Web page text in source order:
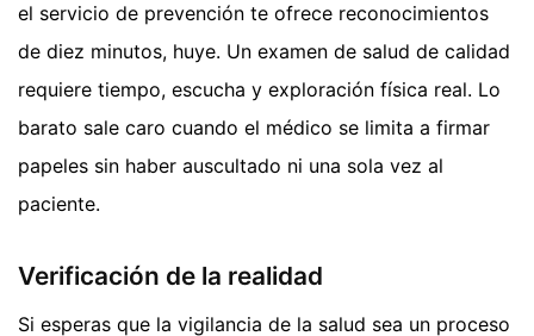
el servicio de prevención te ofrece reconocimientos
de diez minutos, huye. Un examen de salud de calidad
requiere tiempo, escucha y exploración física real. Lo
barato sale caro cuando el médico se limita a firmar
papeles sin haber auscultado ni una sola vez al
paciente.
Verificación de la realidad
Si esperas que la vigilancia de la salud sea un proceso